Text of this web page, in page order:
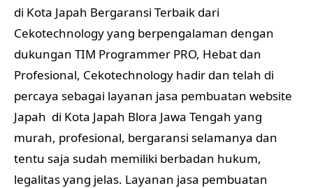
di Kota Japah Bergaransi Terbaik dari
Cekotechnology yang berpengalaman dengan
dukungan TIM Programmer PRO, Hebat dan
Profesional, Cekotechnology hadir dan telah di
percaya sebagai layanan jasa pembuatan website
Japah di Kota Japah Blora Jawa Tengah yang
murah, profesional, bergaransi selamanya dan
tentu saja sudah memiliki berbadan hukum,
legalitas yang jelas. Layanan jasa pembuatan